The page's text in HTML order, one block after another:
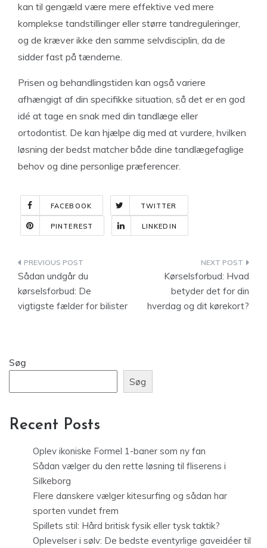
kan til gengæld være mere effektive ved mere
komplekse tandstillinger eller større tandreguleringer,
og de kræver ikke den samme selvdisciplin, da de
sidder fast på tænderne.
Prisen og behandlingstiden kan også variere
afhængigt af din specifikke situation, så det er en god
idé at tage en snak med din tandlæge eller
ortodontist. De kan hjælpe dig med at vurdere, hvilken
løsning der bedst matcher både dine tandlægefaglige
behov og dine personlige præferencer.
FACEBOOK TWITTER
PINTEREST LINKEDIN
Indlægsnavigation
Sådan undgår du
kørselsforbud: De
vigtigste fælder for bilister
Kørselsforbud: Hvad
betyder det for din
hverdag og dit kørekort?
Søg
Søg
Recent Posts
Oplev ikoniske Formel 1-baner som ny fan
Sådan vælger du den rette løsning til fliserens i
Silkeborg
Flere danskere vælger kitesurfing og sådan har
sporten vundet frem
Spillets stil: Hård britisk fysik eller tysk taktik?
Oplevelser i sølv: De bedste eventyrlige gaveidéer til